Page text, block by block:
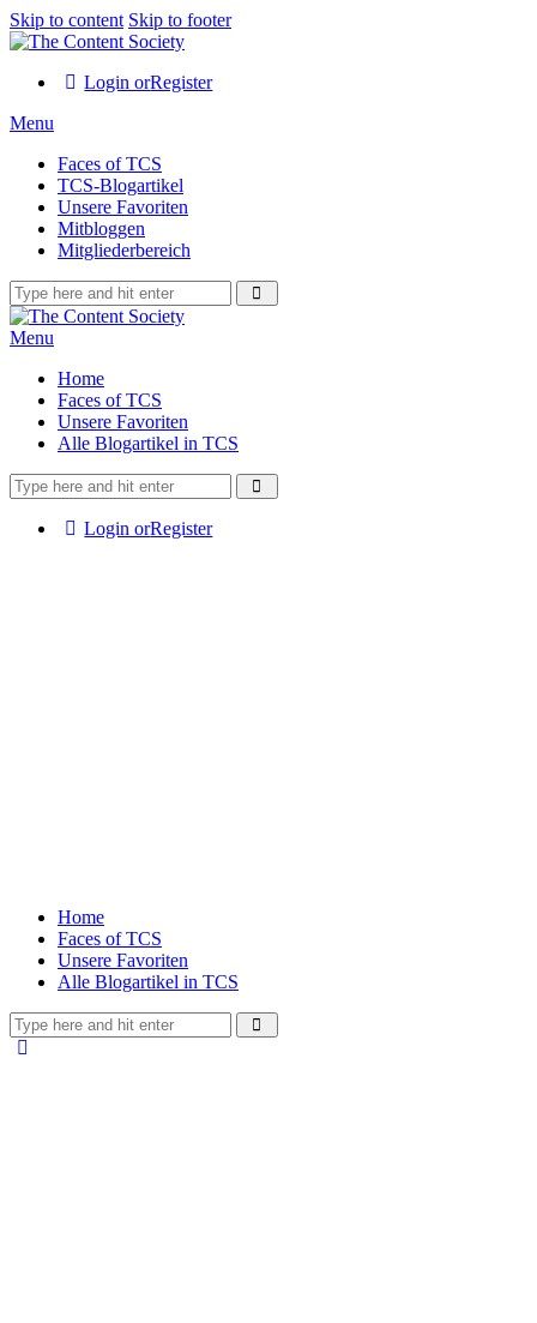
Skip to content Skip to footer
Login orRegister
Menu
Faces of TCS
TCS-Blogartikel
Unsere Favoriten
Mitbloggen
Mitgliederbereich
Menu
Home
Faces of TCS
Unsere Favoriten
Alle Blogartikel in TCS
Login orRegister
Home
Faces of TCS
Unsere Favoriten
Alle Blogartikel in TCS